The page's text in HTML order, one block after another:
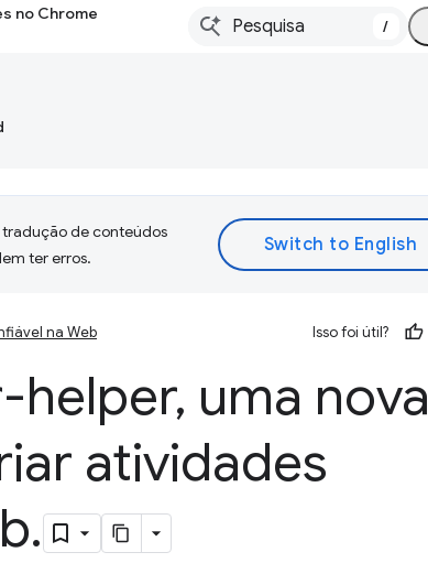
no Chrome
/
de conteúdos
ter erros.
na Web Isso foi útil?
helper, uma nova
atividades
.